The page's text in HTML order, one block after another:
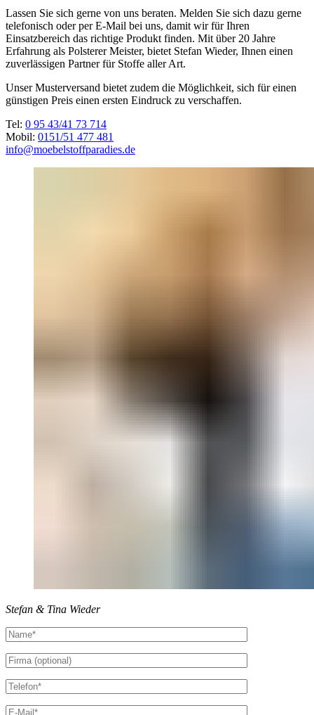
Lassen Sie sich gerne von uns beraten. Melden Sie sich dazu gerne
telefonisch oder per E-Mail bei uns, damit wir für Ihren
Einsatzbereich das richtige Produkt finden. Mit über 20 Jahre
Erfahrung als Polsterer Meister, bietet Stefan Wieder, Ihnen einen
zuverlässigen Partner für Stoffe aller Art.
Unser Musterversand bietet zudem die Möglichkeit, sich für einen
günstigen Preis einen ersten Eindruck zu verschaffen.
Tel: 0 95 43/41 73 714
Mobil: 0151/51 477 481
info@moebelstoffparadies.de
Stefan & Tina Wieder